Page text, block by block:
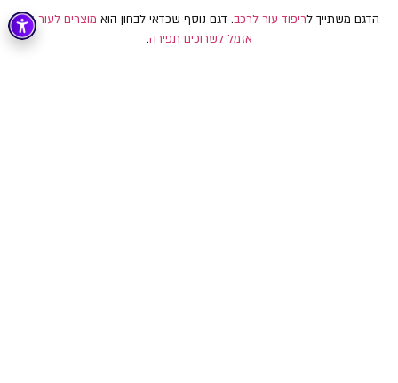
הדגם משתייך לריפוד עור לרכב. דגם נוסף שכדאי לבחון הוא מוצרים לעור סט
אזמל לשרוכים תפירה.